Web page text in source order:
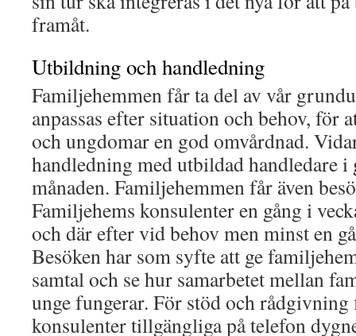
framåt.
Utbildning och handledning
Familjehemmen får ta del av vår
anpassas efter situation och behov, för
och ungdomar en god omvårdnad.
handledning med utbildad handledare i
månaden. Familjehemmen får även
Familjehems konsulenter en gång i
och där efter vid behov men minst en
Besöken har som syfte att ge
samtal och se hur samarbetet mellan
unge fungerar. För stöd och rådgivning
konsulenter tillgängliga på telefon